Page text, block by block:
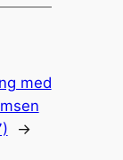
med
→